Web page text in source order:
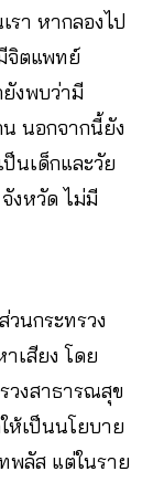
า หากลองไป
จิตแพทย์
งพบว่ามี
นอกจากนี้ยัง
นเด็กและวัย
งหวัด ไม่มี
นกระทรวง
เสียง โดย
วงสาธารณสุข
ห้เป็นนโยบาย
พลัส แต่ในราย